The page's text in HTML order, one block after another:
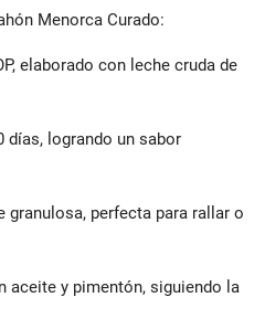
Menorca Curado:
elaborado con leche cruda de
días, logrando un sabor
granulosa, perfecta para rallar o
aceite y pimentón, siguiendo la